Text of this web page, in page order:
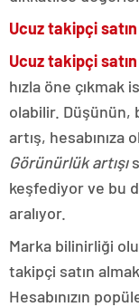
Ucuz takipçi
Ucuz takipçi
hızla öne
olabilir. Düşünün,
artış,
Görünürlük artışı
keşfediyor ve bu
aralıyor.
Marka bilinirliği
takipçi satın
Hesabınızın